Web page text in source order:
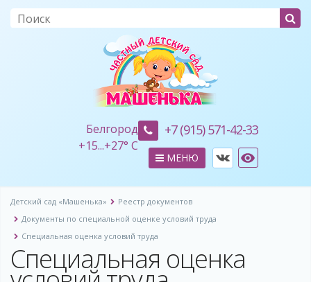
Белгород
+15...+27° C
+7 (915) 571-42-33
МЕНЮ
Детский сад «Машенька»
Реестр документов
Документы по специальной оценке условий труда
Специальная оценка условий труда
Специальная оценка